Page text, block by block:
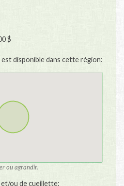
$
disponible dans cette région:
ou agrandir.
ou de cueillette: